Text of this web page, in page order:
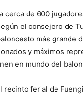
cerca de 600
el consejero de
más grande
y máximos
en mundo del
recinto ferial de